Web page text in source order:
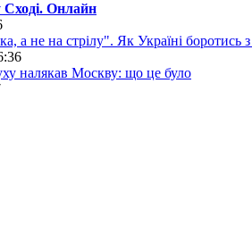
Сході. Онлайн
а не на стрілу". Як Україні боротись
налякав Москву: що це було